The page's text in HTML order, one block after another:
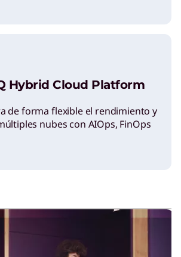
Hybrid Cloud Platform
de forma flexible el rendimiento y
nubes con AIOps, FinOps